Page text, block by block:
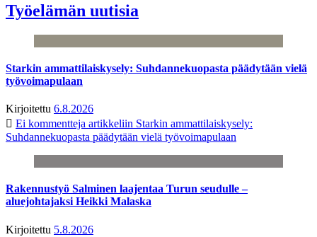
Työelämän uutisia
Starkin ammattilaiskysely: Suhdannekuopasta päädytään vielä
työvoimapulaan
Kirjoitettu 6.8.2026
Ei kommentteja artikkeliin Starkin ammattilaiskysely:
Suhdannekuopasta päädytään vielä työvoimapulaan
Rakennustyö Salminen laajentaa Turun seudulle –
aluejohtajaksi Heikki Malaska
Kirjoitettu 5.8.2026